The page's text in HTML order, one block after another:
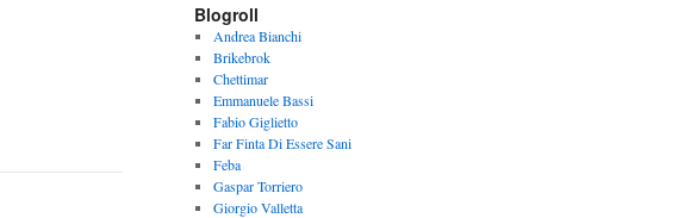
Blogroll
Andrea Bianchi
Brikebrok
Chettimar
Emmanuele Bassi
Fabio Giglietto
Far Finta Di Essere Sani
Feba
Gaspar Torriero
Giorgio Valletta